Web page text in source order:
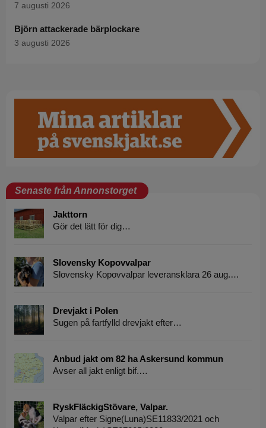
7 augusti 2026
Björn attackerade bärplockare
3 augusti 2026
Senaste från Annonstorget
Jakttorn
Gör det lätt för dig…
Slovensky Kopovvalpar
Slovensky Kopovvalpar leveransklara 26 aug.…
Drevjakt i Polen
Sugen på fartfylld drevjakt efter…
Anbud jakt om 82 ha Askersund kommun
Avser all jakt enligt bif.…
RyskFläckigStövare, Valpar.
Valpar efter Signe(Luna)SE11833/2021 och